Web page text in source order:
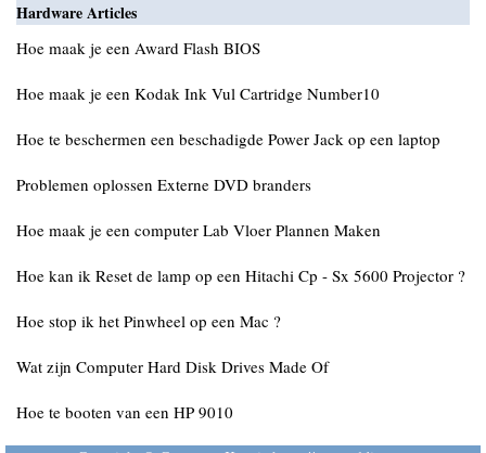
Hardware Articles
Hoe maak je een Award Flash BIOS
Hoe maak je een Kodak Ink Vul Cartridge Number10
Hoe te beschermen een beschadigde Power Jack op een laptop
Problemen oplossen Externe DVD branders
Hoe maak je een computer Lab Vloer Plannen Maken
Hoe kan ik Reset de lamp op een Hitachi Cp - Sx 5600 Projector ?
Hoe stop ik het Pinwheel op een Mac ?
Wat zijn Computer Hard Disk Drives Made Of
Hoe te booten van een HP 9010